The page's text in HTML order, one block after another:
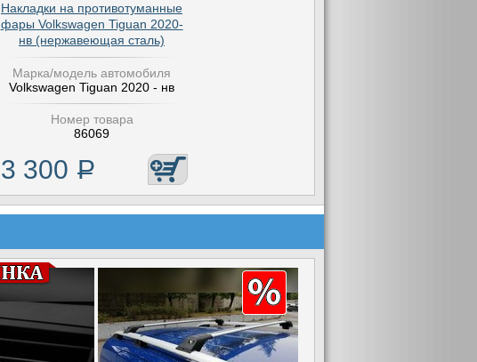
Накладки на противотуманные
фары Volkswagen Tiguan 2020-
нв (нержавеющая сталь)
Марка/модель автомобиля
Volkswagen Tiguan 2020 - нв
Номер товара
86069
3 300 Р